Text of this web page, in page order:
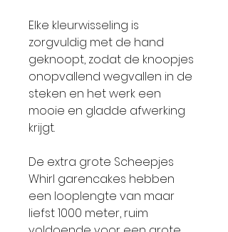
Elke kleurwisseling is
zorgvuldig met de hand
geknoopt, zodat de knoopjes
onopvallend wegvallen in de
steken en het werk een
mooie en gladde afwerking
krijgt.
De extra grote Scheepjes
Whirl garencakes hebben
een looplengte van maar
liefst 1000 meter, ruim